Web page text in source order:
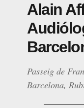
Alain
Passeig de
Barcelona,